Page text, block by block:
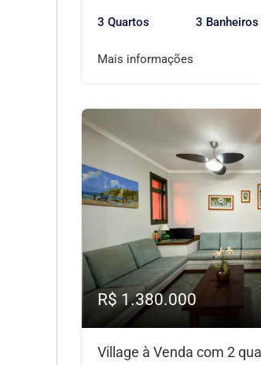
3 Quartos 3 Banheiros
Mais informações
R$ 1.380.000
Village à Venda com 2